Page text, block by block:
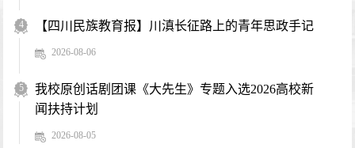
4 【四川民族教育报】川滇长征路上的青年思政手记
2026-08-06
5
我校原创话剧团课《大先生》专题入选2026高校新
闻扶持计划
2026-08-05